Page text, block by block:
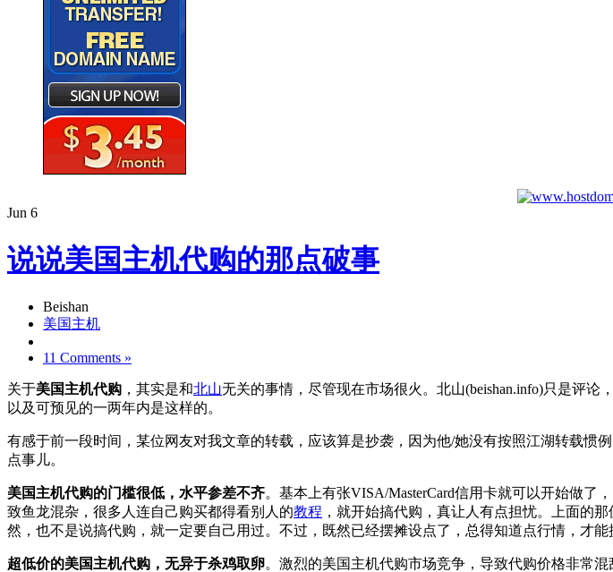
Jun 6
说说美国主机代购的那点破事
Beishan
美国主机
11 Comments »
关于美国主机代购 ，其实是和北山无关的事情，尽管现在市场很火。北山(beishan.info)只是评论
以及可预见的一两年内是这样的。
有感于前一段时间，某位网友对我文章的转载，应该算是抄袭，因为他/她没有按照江湖转载惯
点事儿。
美国主机代购的门槛很低，水平参差不齐。基本上有张VISA/MasterCard信用卡就可以开始做
致鱼龙混杂，很多人连自己购买都得看别人的教程 ，就开始搞代购，真让人有点担忧。上面的
然，也不是说搞代购，就一定要自己用过。不过，既然已经摆摊设点了，总得知道点行情，才能
超低价的美国主机代购，无异于杀鸡取卵。激烈的美国主机代购市场竞争，导致代购价格非常